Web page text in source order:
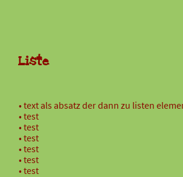
Liste
text als absatz der dann zu listen
test
test
test
test
test
test